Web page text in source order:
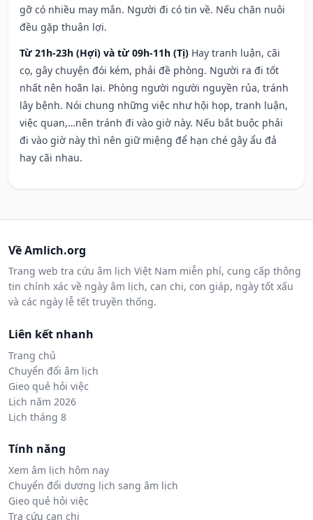
gỡ có nhiều may mắn. Người đi có tin về. Nếu chăn nuôi
đều gặp thuận lợi.
Từ 21h-23h (Hợi) và từ 09h-11h (Tị) Hay tranh luận, cãi
cọ, gây chuyện đói kém, phải đề phòng. Người ra đi tốt
nhất nên hoãn lại. Phòng người người nguyền rủa, tránh
lây bệnh. Nói chung những việc như hội họp, tranh luận,
việc quan,…nên tránh đi vào giờ này. Nếu bắt buộc phải
đi vào giờ này thì nên giữ miệng để hạn ché gây ẩu đả
hay cãi nhau.
Về Amlich.org
Trang web tra cứu âm lịch Việt Nam miễn phí, cung cấp thông
tin chính xác về ngày âm lịch, can chi, con giáp, ngày tốt xấu
và các ngày lễ tết truyền thống.
Liên kết nhanh
Trang chủ
Chuyển đổi âm lịch
Gieo quẻ hỏi việc
Lịch năm 2026
Lịch tháng 8
Tính năng
Xem âm lịch hôm nay
Chuyển đổi dương lịch sang âm lịch
Gieo quẻ hỏi việc
Tra cứu can chi